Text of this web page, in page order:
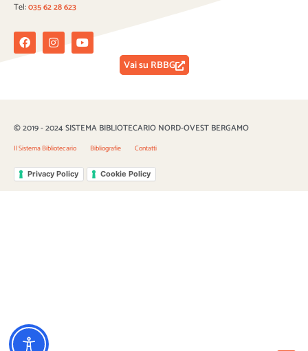
Tel:035 62 28 623
FacebookInstagramYoutube
Vai su RBBG
© 2019 - 2024 SISTEMA BIBLIOTECARIO NORD-OVEST BERGAMO
Il Sistema Bibliotecario Bibliografie Contatti
Privacy Policy Cookie Policy